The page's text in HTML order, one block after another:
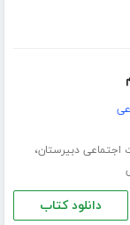
اجتماعی دبیرستان،
دانلود کتاب